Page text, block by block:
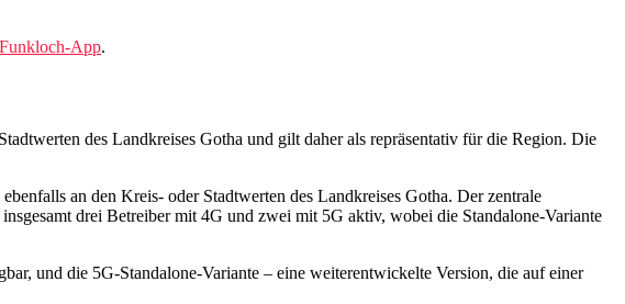
App.
des Landkreises Gotha und gilt daher als repräsentativ für die Region. Die
an den Kreis‑ oder Stadtwerten des Landkreises Gotha. Der zentrale
drei Betreiber mit 4G und zwei mit 5G aktiv, wobei die Standalone‑Variante
und die 5G‑Standalone‑Variante – eine weiterentwickelte Version, die auf einer